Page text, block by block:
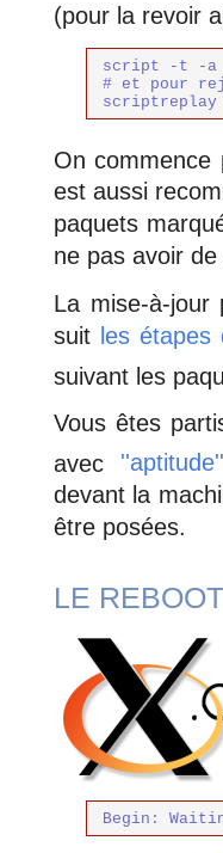
(pour la revoir
script -t -a
# et pour
scriptreplay
On commence
est aussi
paquets
ne pas avoir
La mise-à-
suit les étapes
suivant les
Vous êtes
avec ''aptitude''
devant la
être posées.
LE
Begin: